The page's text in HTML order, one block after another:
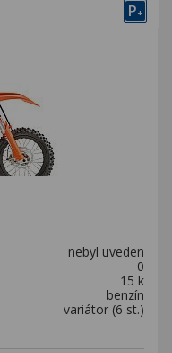
P+
nebyl uveden
0
15 k
benzín
variátor (6 st.)